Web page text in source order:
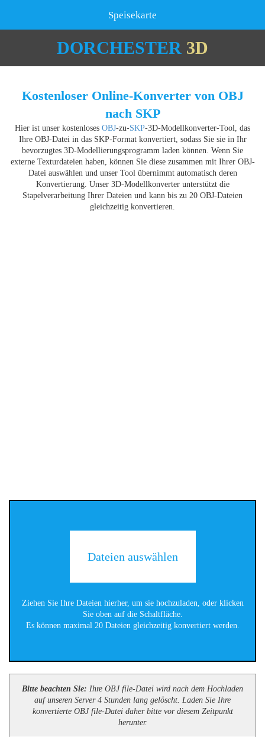
Speisekarte
DORCHESTER 3D
Kostenloser Online-Konverter von OBJ
nach SKP
Hier ist unser kostenloses OBJ-zu-SKP-3D-Modellkonverter-Tool, das
Ihre OBJ-Datei in das SKP-Format konvertiert, sodass Sie sie in Ihr
bevorzugtes 3D-Modellierungsprogramm laden können. Wenn Sie
externe Texturdateien haben, können Sie diese zusammen mit Ihrer OBJ-
Datei auswählen und unser Tool übernimmt automatisch deren
Konvertierung. Unser 3D-Modellkonverter unterstützt die
Stapelverarbeitung Ihrer Dateien und kann bis zu 20 OBJ-Dateien
gleichzeitig konvertieren.
Dateien auswählen
Ziehen Sie Ihre Dateien hierher, um sie hochzuladen, oder klicken
Sie oben auf die Schaltfläche.
Es können maximal 20 Dateien gleichzeitig konvertiert werden.
Bitte beachten Sie: Ihre OBJ file-Datei wird nach dem Hochladen
auf unseren Server 4 Stunden lang gelöscht. Laden Sie Ihre
konvertierte OBJ file-Datei daher bitte vor diesem Zeitpunkt
herunter.